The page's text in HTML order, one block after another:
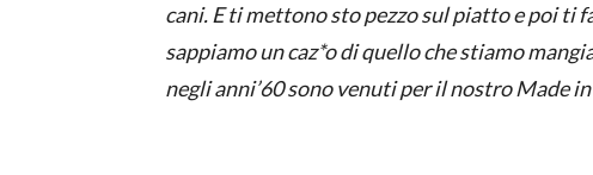
cani. E ti mettono sto pezzo sul piatto e poi ti
sappiamo un caz*o di quello che stiamo
negli anni’60 sono venuti per il nostro Made